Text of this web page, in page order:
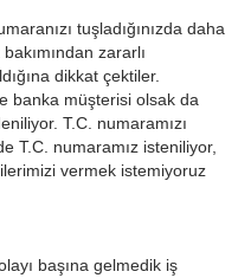
tuşladığınızda daha
zararlı
dikkat çektiler.
banka müşterisi olsak da
T.C. numaramızı
T.C. numaramız isteniliyor,
vermek istemiyoruz
başına gelmedik iş